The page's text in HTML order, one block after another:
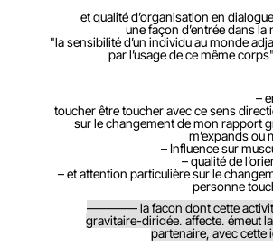
et qualité d’organisation en
une façon d’entrée dans la
"la sensibilité d’un individu au monde
par l’usage de ce même
–
toucher être toucher avec ce sens
sur le changement de mon rapport
m’expands ou
– Influence sur
– qualité de
– et attention particulière sur le
personne
———— la façon dont cette
gravitaire-dirigée, affecte, émeut
partenaire, avec cette